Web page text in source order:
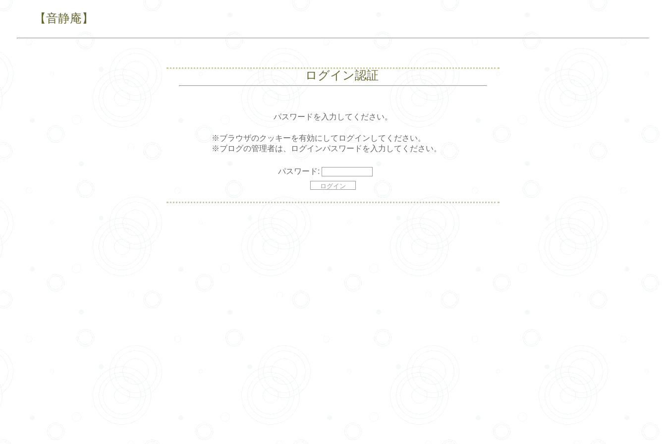
【音静庵】
ログイン認証
パスワードを入力してください。
※ブラウザのクッキーを有効にしてログインしてください。
※ブログの管理者は、ログインパスワードを入力してください。
パスワード: